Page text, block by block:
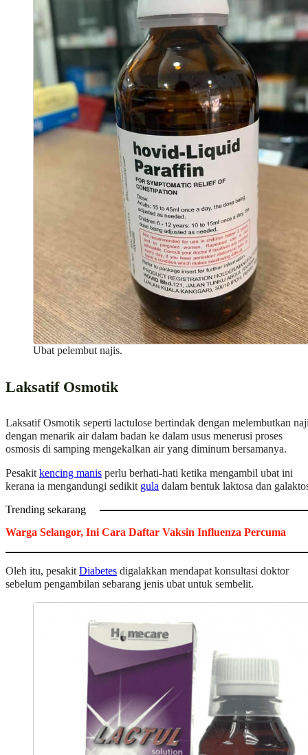
Ubat pelembut najis.
Laksatif Osmotik
Laksatif Osmotik seperti lactulose bertindak dengan melembutkan
dengan menarik air dalam badan ke dalam usus menerusi proses
osmosis di samping mengekalkan air yang diminum bersamanya.
Pesakitkencing manis perlu berhati-hati ketika mengambil ubat ini
kerana ia mengandungi sedikit gula dalam bentuk laktosa dan
Trending sekarang
Warga Selangor, Ini Cara Daftar Vaksin Influenza Percuma
Oleh itu, pesakitDiabetes digalakkan mendapat konsultasi doktor
sebelum pengambilan sebarang jenis ubat untuk sembelit.